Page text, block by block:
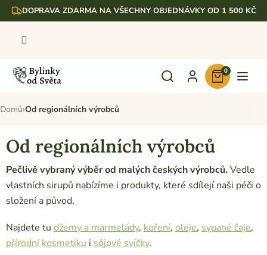
Přejít DOPRAVA ZDARMA NA VŠECHNY OBJEDNÁVKY OD 1 500 KČ
Nákupní
košík
0
Domů Od regionálních výrobců
Od regionálních výrobců
Pečlivě vybraný výběr od malých českých výrobců. Vedle
vlastních sirupů nabízíme i produkty, které sdílejí naši péči o
složení a původ.
Najdete tu džemy a marmelády, koření, oleje, sypané čaje,
přírodní kosmetiku i sójové svíčky.